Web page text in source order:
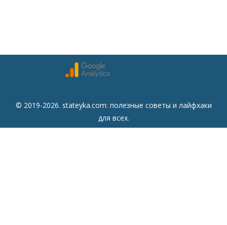
© 2019-2026. stateyka.com: полезные советы и лайфхаки
для всех.